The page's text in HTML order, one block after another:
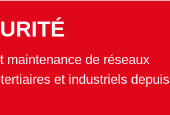
maintenance de réseaux
et industriels depuis